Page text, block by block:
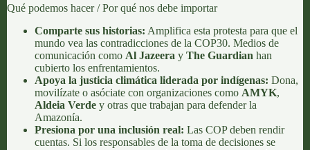
Qué podemos hacer / Por qué nos debe importar
Comparte sus historias: Amplifica esta protesta para que el
mundo vea las contradicciones de la COP30. Medios de
comunicación como Al Jazeera y The Guardian han
cubierto los enfrentamientos.
Apoya la justicia climática liderada por indígenas: Dona,
movilízate o asóciate con organizaciones como AMYK,
Aldeia Verde y otras que trabajan para defender la
Amazonía.
Presiona por una inclusión real: Las COP deben rendir
cuentas. Si los responsables de la toma de decisiones se